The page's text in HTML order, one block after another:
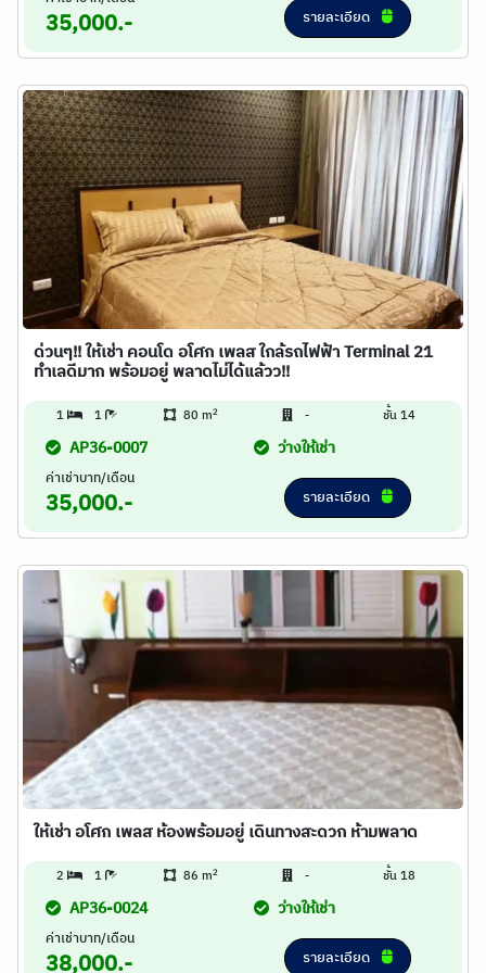
35,000.- รายละเอียด
ด่วนๆ!! ให้เช่า คอนโด อโศก เพลส ใกล้รถไฟฟ้า Terminal 21
ทำเลดีมาก พร้อมอยู่ พลาดไม่ได้แล้วว!!
1 1 80 m2 - ชั้น 14
AP36-0007 ว่างให้เช่า
ค่าเช่าบาท/เดือน
35,000.- รายละเอียด
ให้เช่า อโศก เพลส ห้องพร้อมอยู่ เดินทางสะดวก ห้ามพลาด
2 1 86 m2 - ชั้น 18
AP36-0024 ว่างให้เช่า
ค่าเช่าบาท/เดือน
38,000.- รายละเอียด